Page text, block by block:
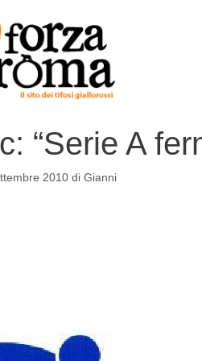
“Serie A
2010 di Gianni